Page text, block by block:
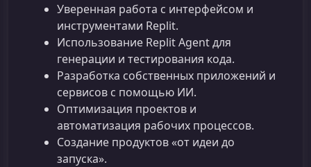
Уверенная работа с интерфейсом и
инструментами Replit.
Использование Replit Agent для
генерации и тестирования кода.
Разработка собственных приложений и
сервисов с помощью ИИ.
Оптимизация проектов и
автоматизация рабочих процессов.
Создание продуктов «от идеи до
запуска».